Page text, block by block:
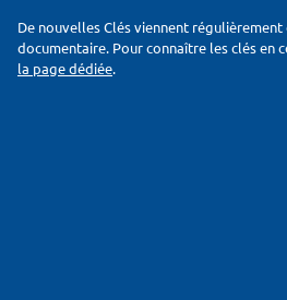
De nouvelles Clés viennent
documentaire. Pour connaître les clés en
la page dédiée.